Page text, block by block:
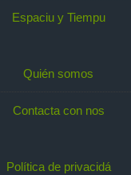
Espaciu y Tiempu
Quién somos
Contacta con nos
Política de privacidá